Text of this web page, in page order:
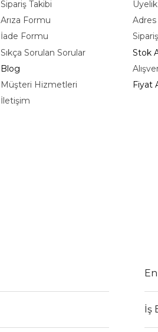
Sipariş Takibi
Arıza Formu
İade Formu
Sıkça Sorulan Sorular
Blog
Müşteri Hizmetleri
İletişim
Stok
Fiyat
İş